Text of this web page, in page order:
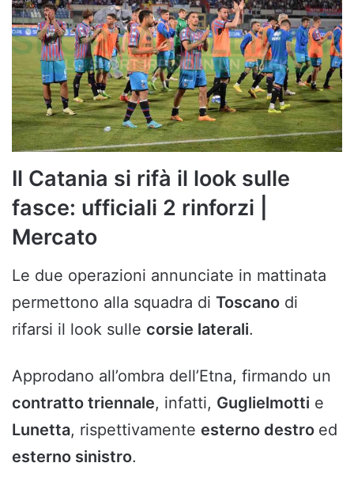
Il Catania si rifà il look sulle
fasce: ufficiali 2 rinforzi |
Mercato
Le due operazioni annunciate in mattinata
permettono alla squadra di Toscano di
rifarsi il look sulle corsie laterali.
Approdano all’ombra dell’Etna, firmando un
contratto triennale, infatti, Guglielmotti e
Lunetta, rispettivamente esterno destro ed
esterno sinistro.